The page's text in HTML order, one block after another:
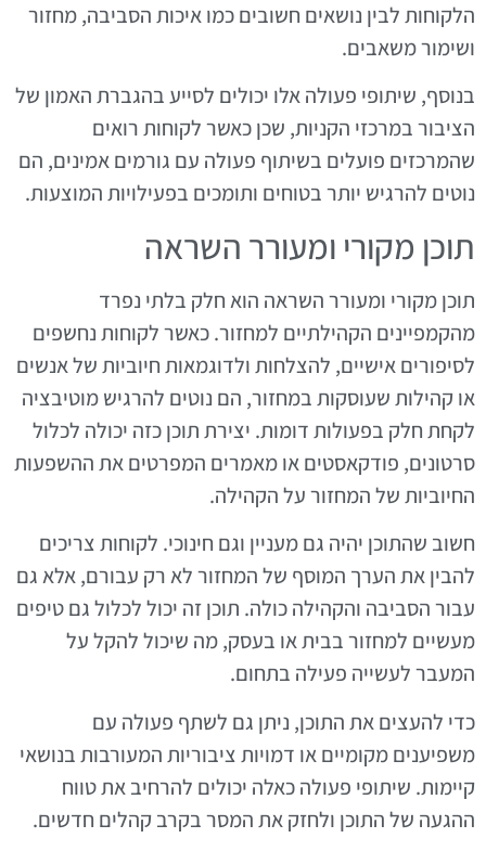
הלקוחות לבין נושאים חשובים כמו איכות הסביבה, מחזור
ושימור משאבים.
בנוסף, שיתופי פעולה אלו יכולים לסייע בהגברת האמון של
הציבור במרכזי הקניות, שכן כאשר לקוחות רואים
שהמרכזים פועלים בשיתוף פעולה עם גורמים אמינים, הם
נוטים להרגיש יותר בטוחים ותומכים בפעילויות המוצעות.
תוכן מקורי ומעורר השראה
תוכן מקורי ומעורר השראה הוא חלק בלתי נפרד
מהקמפיינים הקהילתיים למחזור. כאשר לקוחות נחשפים
לסיפורים אישיים, להצלחות ולדוגמאות חיוביות של אנשים
או קהילות שעוסקות במחזור, הם נוטים להרגיש מוטיבציה
לקחת חלק בפעולות דומות. יצירת תוכן כזה יכולה לכלול
סרטונים, פודקאסטים או מאמרים המפרטים את ההשפעות
החיוביות של המחזור על הקהילה.
חשוב שהתוכן יהיה גם מעניין וגם חינוכי. לקוחות צריכים
להבין את הערך המוסף של המחזור לא רק עבורם, אלא גם
עבור הסביבה והקהילה כולה. תוכן זה יכול לכלול גם טיפים
מעשיים למחזור בבית או בעסק, מה שיכול להקל על
המעבר לעשייה פעילה בתחום.
כדי להעצים את התוכן, ניתן גם לשתף פעולה עם
משפיענים מקומיים או דמויות ציבוריות המעורבות בנושאי
קיימות. שיתופי פעולה כאלה יכולים להרחיב את טווח
ההגעה של התוכן ולחזק את המסר בקרב קהלים חדשים.